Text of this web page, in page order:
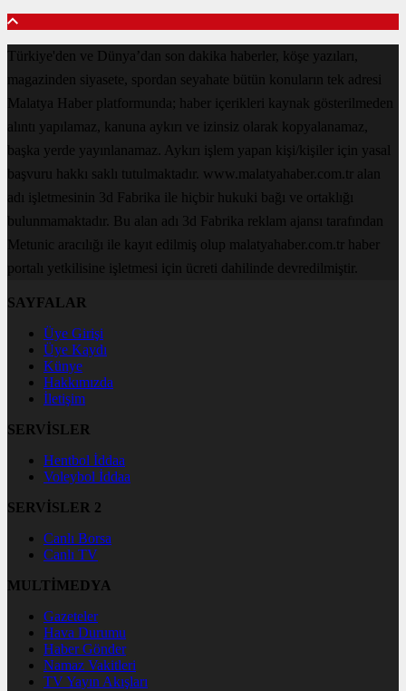
Türkiye'den ve Dünya’dan son dakika haberler, köşe yazıları,
magazinden siyasete, spordan seyahate bütün konuların tek adresi
Malatya Haber platformunda; haber içerikleri kaynak gösterilmeden
alıntı yapılamaz, kanuna aykırı ve izinsiz olarak kopyalanamaz,
başka yerde yayınlanamaz. Aykırı işlem yapan kişi/kişiler için yasal
başvuru hakkı saklı tutulmaktadır. www.malatyahaber.com.tr alan
adı işletmesinin 3d Fabrika ile hiçbir hukuki bağı ve ortaklığı
bulunmamaktadır. Bu alan adı 3d Fabrika reklam ajansı tarafından
Metunic aracılığı ile kayıt edilmiş olup malatyahaber.com.tr haber
portalı yetkilisine işletmesi için ücreti dahilinde devredilmiştir.
SAYFALAR
Üye Girişi
Üye Kaydı
Künye
Hakkımızda
İletişim
SERVİSLER
Hentbol İddaa
Voleybol İddaa
SERVİSLER 2
Canlı Borsa
Canlı TV
MULTİMEDYA
Gazeteler
Hava Durumu
Haber Gönder
Namaz Vakitleri
TV Yayın Akışları